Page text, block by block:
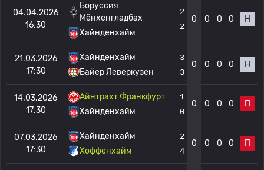
04.04.2026
16:30
Боруссия
Мёнхенгладбах
Хайнденхайм
2
2
0 0 0 0 Н
21.03.2026
17:30
Хайнденхайм
Байер Леверкузен
3
3
0 0 0 0 Н
14.03.2026
17:30
Айнтрахт Франкфурт
Хайнденхайм
1
0
0 0 0 0 П
07.03.2026
17:30
Хайнденхайм
Хоффенхайм
2
4
0 0 0 0 П